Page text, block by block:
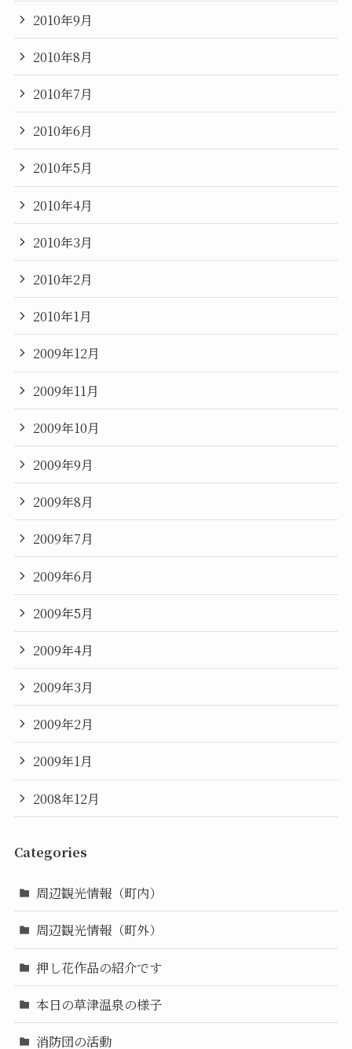
2010年9月
2010年8月
2010年7月
2010年6月
2010年5月
2010年4月
2010年3月
2010年2月
2010年1月
2009年12月
2009年11月
2009年10月
2009年9月
2009年8月
2009年7月
2009年6月
2009年5月
2009年4月
2009年3月
2009年2月
2009年1月
2008年12月
Categories
周辺観光情報（町内）
周辺観光情報（町外）
押し花作品の紹介です
本日の草津温泉の様子
消防団の活動